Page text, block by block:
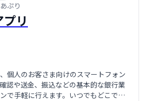
ぷり
リ
個人のお客さま向けのスマートフォン
認や送金、振込などの基本的な銀行業
で手軽に行えます。いつでもどこで